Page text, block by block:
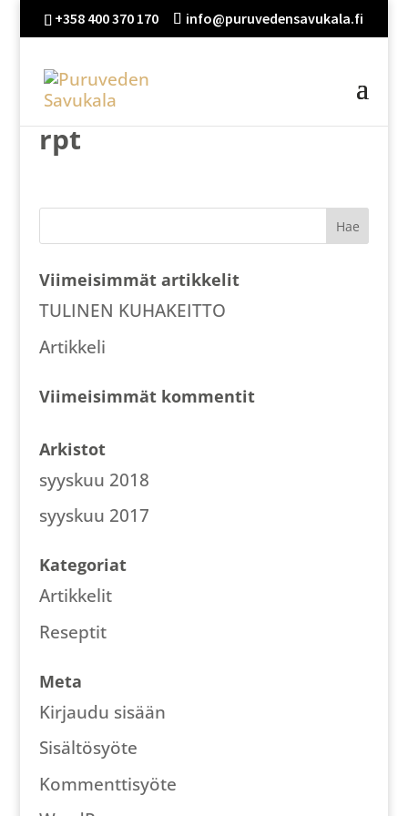
+358 400 370 170 info@puruvedensavukala.fi
rpt
Viimeisimmät artikkelit
TULINEN KUHAKEITTO
Artikkeli
Viimeisimmät kommentit
Arkistot
syyskuu 2018
syyskuu 2017
Kategoriat
Artikkelit
Reseptit
Meta
Kirjaudu sisään
Sisältösyöte
Kommenttisyöte